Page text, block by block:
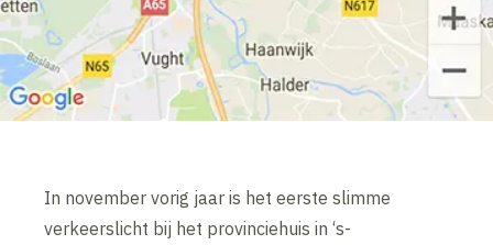
In november vorig jaar is het eerste slimme
verkeerslicht bij het provinciehuis in ‘s-